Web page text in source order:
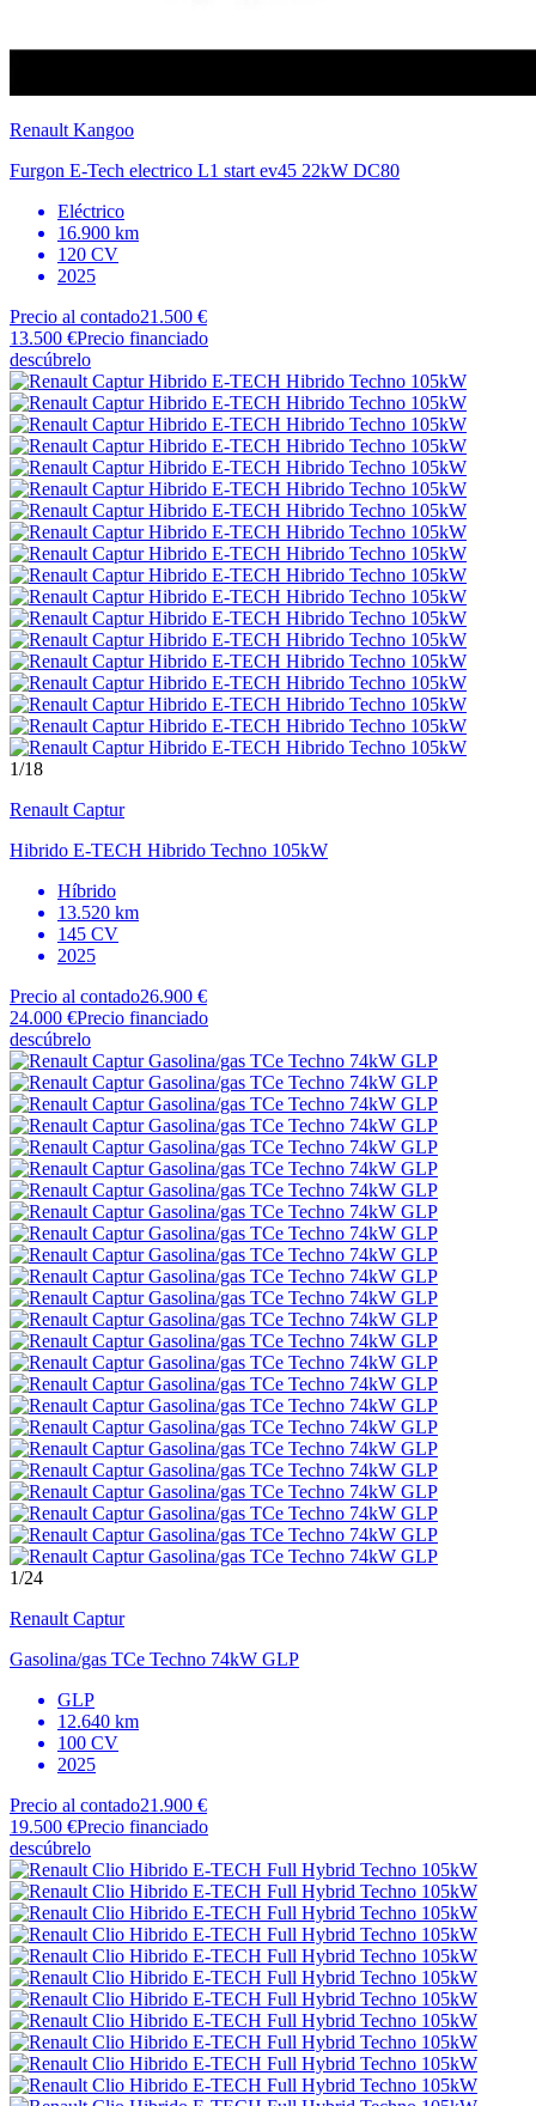
Renault Kangoo
Furgon E-Tech electrico L1 start ev45 22kW DC80
Eléctrico
16.900 km
120 CV
2025
Precio al contado21.500 €
13.500 €Precio financiado
descúbrelo
1/18
Renault Captur
Hibrido E-TECH Hibrido Techno 105kW
Híbrido
13.520 km
145 CV
2025
Precio al contado26.900 €
24.000 €Precio financiado
descúbrelo
1/24
Renault Captur
Gasolina/gas TCe Techno 74kW GLP
GLP
12.640 km
100 CV
2025
Precio al contado21.900 €
19.500 €Precio financiado
descúbrelo